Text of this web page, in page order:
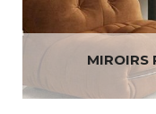
MIROIRS